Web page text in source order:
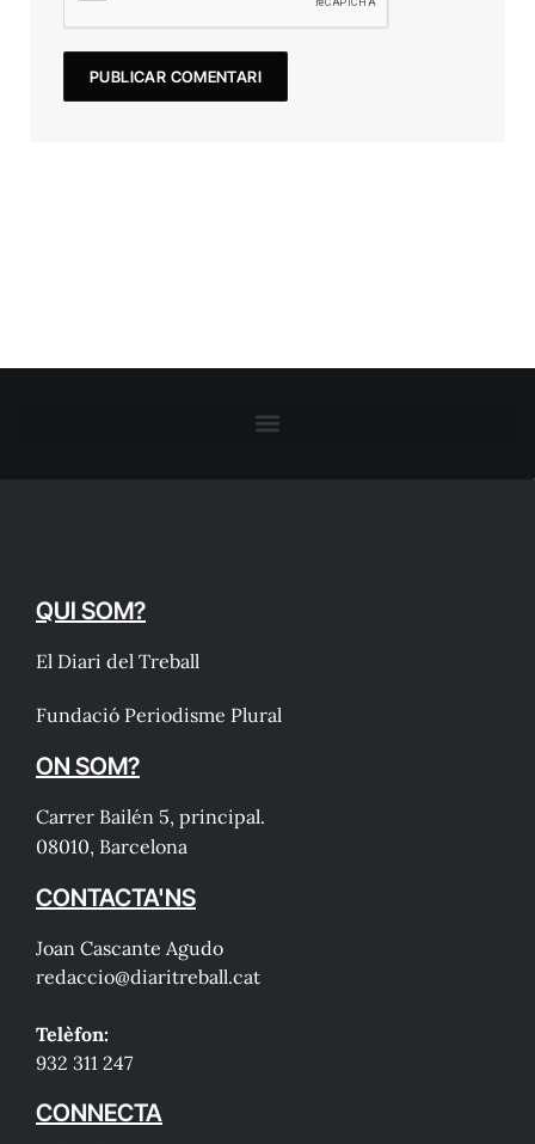
QUI SOM?
El Diari del Treball
Fundació Periodisme Plural
ON SOM?
Carrer Bailén 5, principal.
08010, Barcelona
CONTACTA'NS
Joan Cascante Agudo
redaccio@diaritreball.cat
Telèfon:
932 311 247
CONNECTA